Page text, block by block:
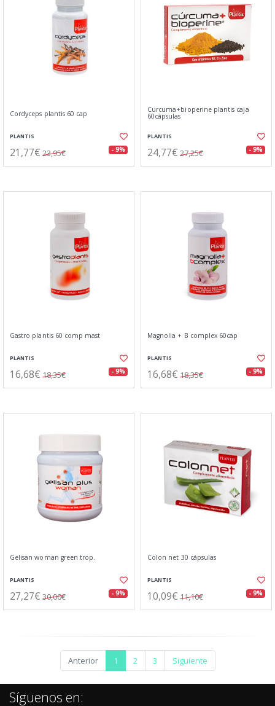
Cordyceps plantis 60 cap
PLANTIS
21,77€ 23,95€ - 9%
Curcuma+bioperine plantis caja
60cápsulas
PLANTIS
24,77€ 27,25€ - 9%
Gastro plantis 60 comp mast
PLANTIS
16,68€ 18,35€ - 9%
Magnolia + B complex 60cap
PLANTIS
16,68€ 18,35€ - 9%
Gelisan woman green trop.
PLANTIS
27,27€ 30,00€ - 9%
Colon net 30 cápsulas
PLANTIS
10,09€ 11,10€ - 9%
Anterior 1 2 3 Siguiente
Síguenos en: